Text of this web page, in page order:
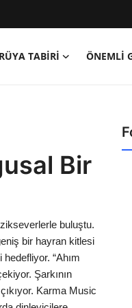
RÜYA TABİRİ ÖNEMLİ
Bir
buluştu.
bir hayran kitlesi
“Ahım
Şarkının
Karma Music